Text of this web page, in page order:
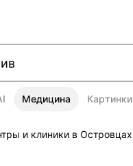
Медицина Картинки
и клиники в Островцах